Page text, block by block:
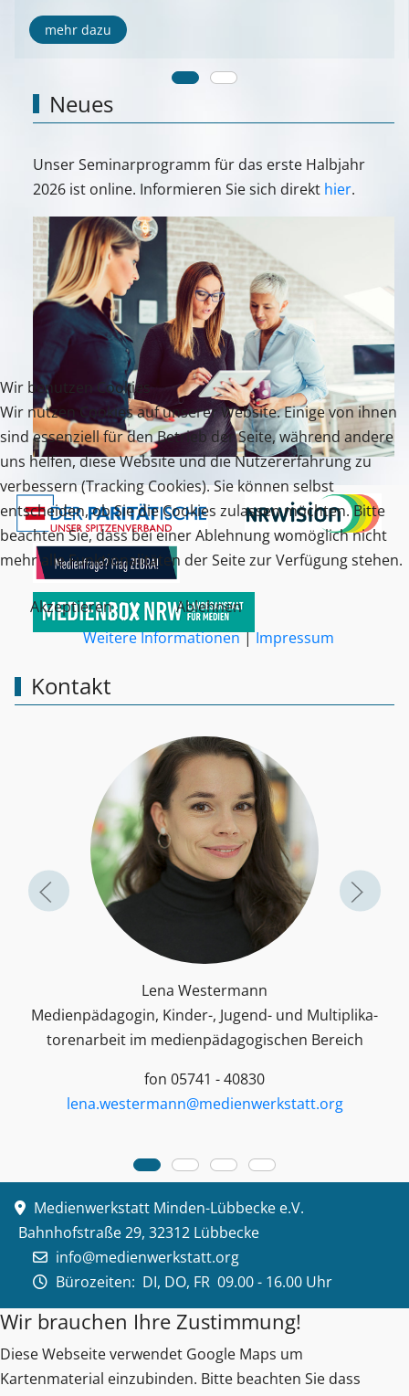
mehr dazu
Neues
Unser Seminarprogramm für das erste Halbjahr
2026 ist online. Informieren Sie sich direkt hier.
Kontakt
Lena Westermann
Medienpädagogin, Kinder-, Jugend- und Multiplika­
toren­arbeit im medienpädagogischen Bereich
fon 05741 - 40830
lena.westermann@medienwerkstatt.org
Medienwerkstatt Minden-Lübbecke e.V.
Bahnhofstraße 29, 32312 Lübbecke
info@medienwerkstatt.org
Bürozeiten: DI, DO, FR 09.00 - 16.00 Uhr
Wir brauchen Ihre Zustimmung!
Diese Webseite verwendet Google Maps um
Kartenmaterial einzubinden. Bitte beachten Sie dass
Wir benutzen Cookies
Wir nutzen Cookies auf unserer Website. Einige von ihnen
sind essenziell für den Betrieb der Seite, während andere
uns helfen, diese Website und die Nutzererfahrung zu
verbessern (Tracking Cookies). Sie können selbst
entscheiden, ob Sie die Cookies zulassen möchten. Bitte
beachten Sie, dass bei einer Ablehnung womöglich nicht
mehr alle Funktionalitäten der Seite zur Verfügung stehen.
Akzeptieren
Ablehnen
Weitere Informationen|Impressum